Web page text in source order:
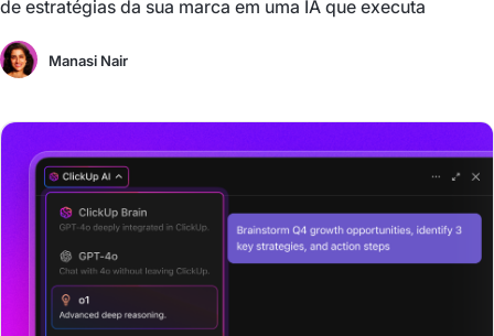
de estratégias da sua marca em uma IA que executa
Manasi Nair